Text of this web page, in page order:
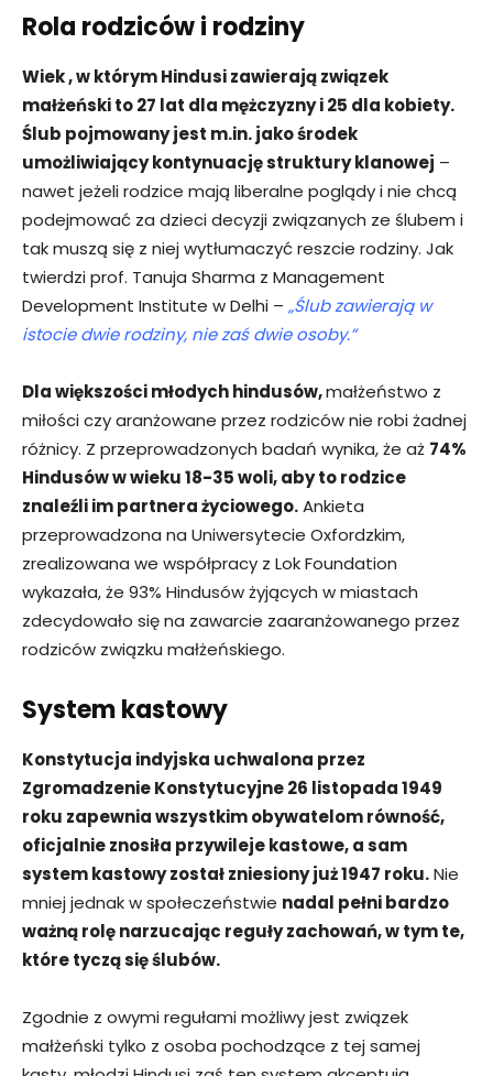
Rola rodziców i rodziny
Wiek , w którym Hindusi zawierają związek
małżeński to 27 lat dla mężczyzny i 25 dla kobiety.
Ślub pojmowany jest m.in. jako środek
umożliwiający kontynuację struktury klanowej –
nawet jeżeli rodzice mają liberalne poglądy i nie chcą
podejmować za dzieci decyzji związanych ze ślubem i
tak muszą się z niej wytłumaczyć reszcie rodziny. Jak
twierdzi prof. Tanuja Sharma z Management
Development Institute w Delhi – „Ślub zawierają w
istocie dwie rodziny, nie zaś dwie osoby.”
Dla większości młodych hindusów,małżeństwo z
miłości czy aranżowane przez rodziców nie robi żadnej
różnicy. Z przeprowadzonych badań wynika, że aż 74%
Hindusów w wieku 18-35 woli, aby to rodzice
znaleźli im partnera życiowego.Ankieta
przeprowadzona na Uniwersytecie Oxfordzkim,
zrealizowana we współpracy z Lok Foundation
wykazała, że 93% Hindusów żyjących w miastach
zdecydowało się na zawarcie zaaranżowanego przez
rodziców związku małżeńskiego.
System kastowy
Konstytucja indyjska uchwalona przez
Zgromadzenie Konstytucyjne 26 listopada 1949
roku zapewnia wszystkim obywatelom równość,
oficjalnie znosiła przywileje kastowe, a sam
system kastowy został zniesiony już 1947 roku.Nie
mniej jednak w społeczeństwie nadal pełni bardzo
ważną rolę narzucając reguły zachowań, w tym te,
które tyczą się ślubów.
Zgodnie z owymi regułami możliwy jest związek
małżeński tylko z osoba pochodzące z tej samej